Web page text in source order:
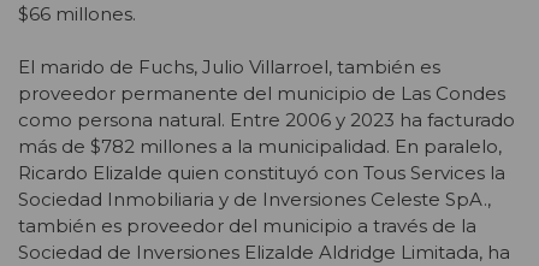
$66 millones.
El marido de Fuchs, Julio Villarroel, también es
proveedor permanente del municipio de Las Condes
como persona natural. Entre 2006 y 2023 ha facturado
más de $782 millones a la municipalidad. En paralelo,
Ricardo Elizalde quien constituyó con Tous Services la
Sociedad Inmobiliaria y de Inversiones Celeste SpA.,
también es proveedor del municipio a través de la
Sociedad de Inversiones Elizalde Aldridge Limitada, ha